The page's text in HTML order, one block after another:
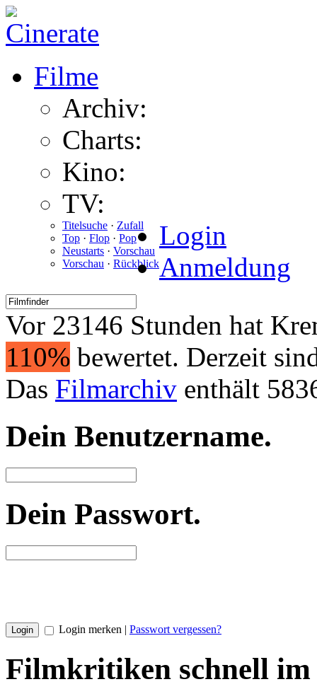
Filme
Archiv:
Charts:
Kino:
TV:
Titelsuche · Zufall
Top · Flop · Pop
Neustarts · Vorschau
Vorschau · Rückblick
Login
Anmeldung
Vor 23146 Stunden hat
110% bewertet. Derzeit
Das Filmarchiv enthält
Dein Benutzername.
Dein Passwort.
Login merken | Passwort vergessen?
Filmkritiken schnell